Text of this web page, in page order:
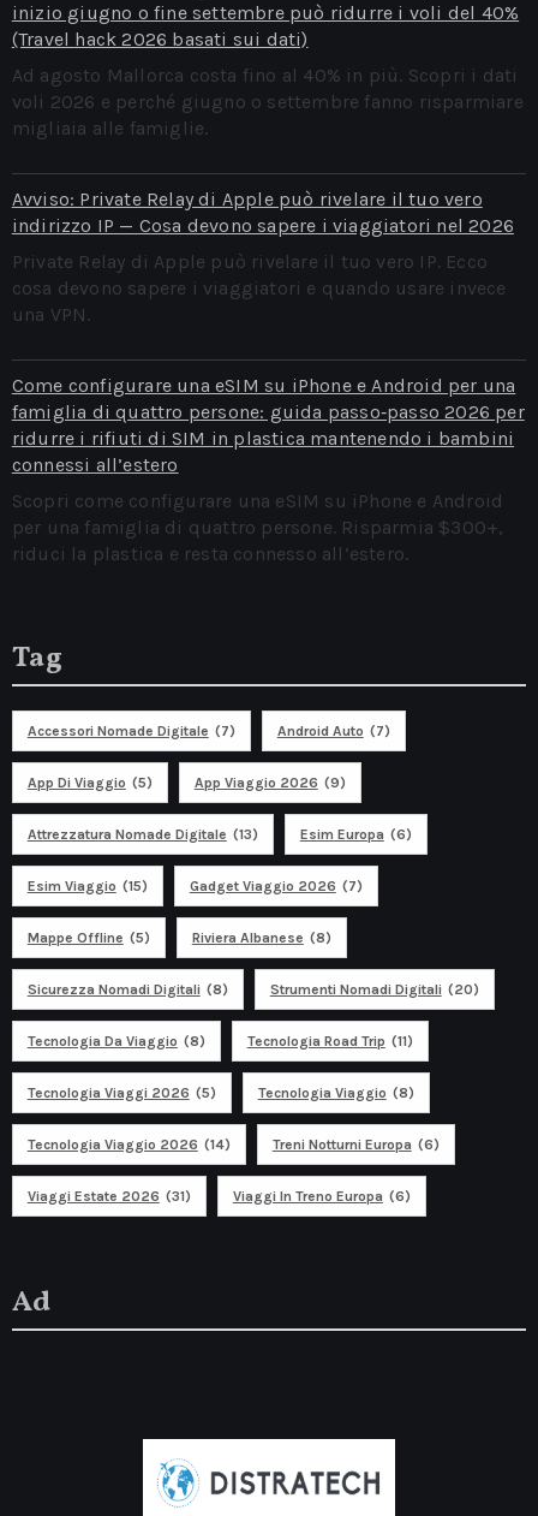
inizio giugno o fine settembre può ridurre i voli del 40%
(Travel hack 2026 basati sui dati)
Ad agosto Mallorca costa fino al 40% in più. Scopri i dati
voli 2026 e perché giugno o settembre fanno risparmiare
migliaia alle famiglie.
Avviso: Private Relay di Apple può rivelare il tuo vero
indirizzo IP — Cosa devono sapere i viaggiatori nel 2026
Private Relay di Apple può rivelare il tuo vero IP. Ecco
cosa devono sapere i viaggiatori e quando usare invece
una VPN.
Come configurare una eSIM su iPhone e Android per una
famiglia di quattro persone: guida passo‑passo 2026 per
ridurre i rifiuti di SIM in plastica mantenendo i bambini
connessi all’estero
Scopri come configurare una eSIM su iPhone e Android
per una famiglia di quattro persone. Risparmia $300+,
riduci la plastica e resta connesso all’estero.
Tag
Accessori Nomade Digitale (7) Android Auto (7)
App Di Viaggio (5) App Viaggio 2026 (9)
Attrezzatura Nomade Digitale (13) Esim Europa (6)
Esim Viaggio (15) Gadget Viaggio 2026 (7)
Mappe Offline (5) Riviera Albanese (8)
Sicurezza Nomadi Digitali (8) Strumenti Nomadi Digitali (20)
Tecnologia Da Viaggio (8) Tecnologia Road Trip (11)
Tecnologia Viaggi 2026 (5) Tecnologia Viaggio (8)
Tecnologia Viaggio 2026 (14) Treni Notturni Europa (6)
Viaggi Estate 2026 (31) Viaggi In Treno Europa (6)
Ad